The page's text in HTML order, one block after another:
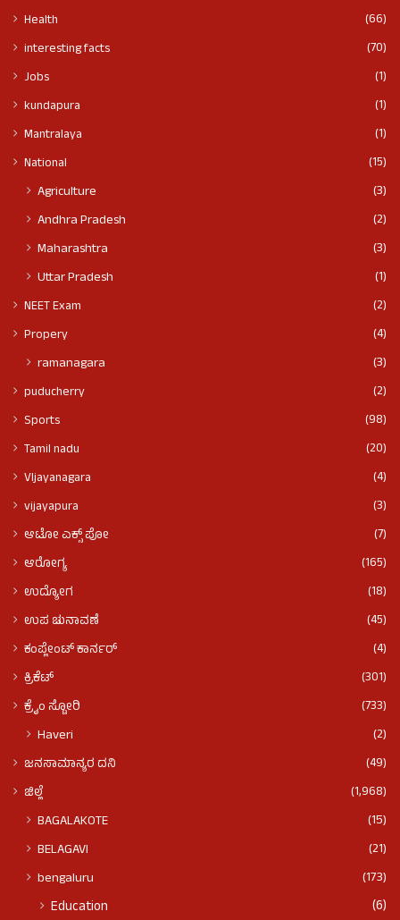
Health
(66)
interesting facts
(70)
Jobs
(1)
kundapura
(1)
Mantralaya
(1)
National
(15)
Agriculture
(3)
Andhra Pradesh
(2)
Maharashtra
(3)
Uttar Pradesh
(1)
NEET Exam
(2)
Propery
(4)
ramanagara (3)
puducherry
(2)
Sports
(98)
Tamil nadu
(20)
VIjayanagara
(4)
vijayapura
(3)
ಆಟೋ ಎಕ್ಸ್ ಪೋ
(7)
ಆರೋಗ್ಯ
(165)
ಉದ್ಯೋಗ
(18)
ಉಪ ಚುನಾವಣೆ
(45)
ಕಂಪ್ಲೇಂಟ್ ಕಾರ್ನರ್
(4)
ಕ್ರಿಕೆಟ್
(301)
ಕ್ರೈಂ ಸ್ಟೋರಿ
(733)
Haveri (2)
ಜನಸಾಮಾನ್ಯರ ದನಿ
(49)
ಜಿಲ್ಲೆ
(1,968)
BAGALAKOTE
(15)
BELAGAVI
(21)
bengaluru
(173)
Education (6)